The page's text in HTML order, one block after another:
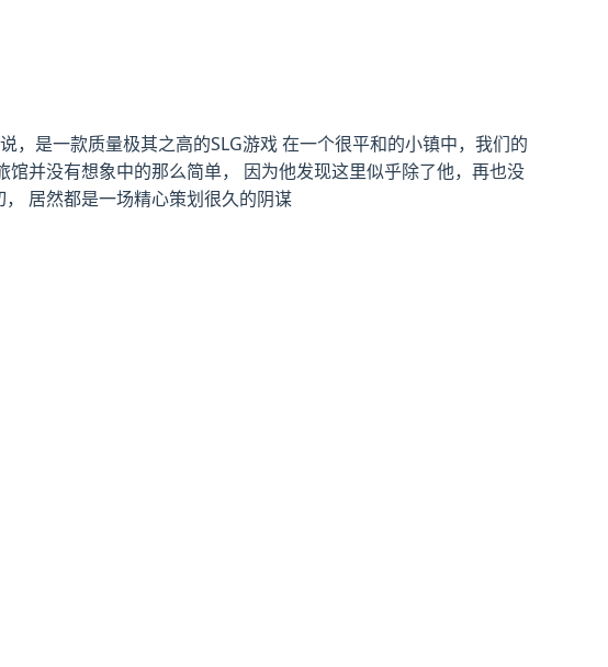
是一款质量极其之高的SLG游戏 在一个很平和的小镇中，我们的
并没有想象中的那么简单， 因为他发现这里似乎除了他，再也没
居然都是一场精心策划很久的阴谋